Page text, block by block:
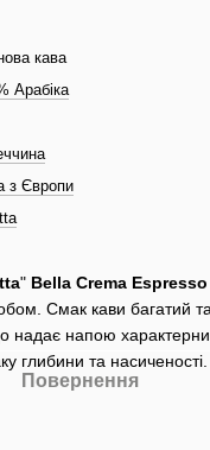
кава
Арабіка
з Європи
" Bella Crema Espresso
Смак кави багатий
надає напою
глибини та насиченості.
Повернення